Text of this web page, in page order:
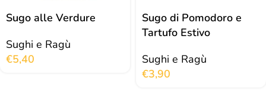
Sugo alle Verdure
Sughi e Ragù
€5,40
Sugo di Pomodoro e
Tartufo Estivo
Sughi e Ragù
€3,90